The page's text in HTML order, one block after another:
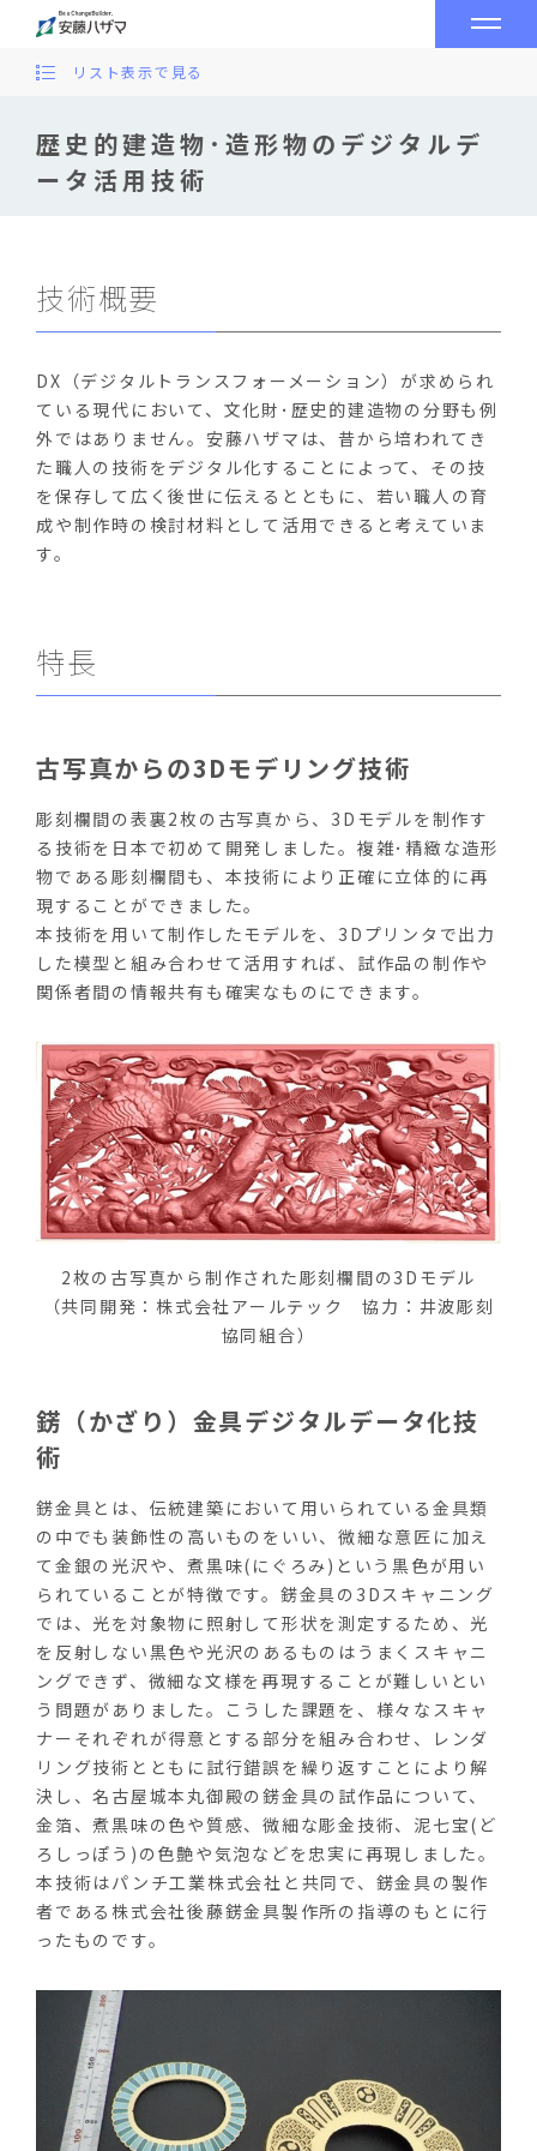
歴史的建造物･造形物のデジタルデ
ータ活用技術
リスト表示で見る
技術概要
DX（デジタルトランスフォーメーション）が求められ
ている現代において、文化財･歴史的建造物の分野も例
外ではありません。安藤ハザマは、昔から培われてき
た職人の技術をデジタル化することによって、その技
を保存して広く後世に伝えるとともに、若い職人の育
成や制作時の検討材料として活用できると考えていま
す。
特長
古写真からの3Dモデリング技術
彫刻欄間の表裏2枚の古写真から、3Dモデルを制作す
る技術を日本で初めて開発しました。複雑･精緻な造形
物である彫刻欄間も、本技術により正確に立体的に再
現することができました。
本技術を用いて制作したモデルを、3Dプリンタで出力
した模型と組み合わせて活用すれば、試作品の制作や
関係者間の情報共有も確実なものにできます。
2枚の古写真から制作された彫刻欄間の3Dモデル
（共同開発：株式会社アールテック 協力：井波彫刻
協同組合）
錺（かざり）金具デジタルデータ化技
術
錺金具とは、伝統建築において用いられている金具類
の中でも装飾性の高いものをいい、微細な意匠に加え
て金銀の光沢や、煮黒味(にぐろみ)という黒色が用い
られていることが特徴です。錺金具の3Dスキャニング
では、光を対象物に照射して形状を測定するため、光
を反射しない黒色や光沢のあるものはうまくスキャニ
ングできず、微細な文様を再現することが難しいとい
う問題がありました。こうした課題を、様々なスキャ
ナーそれぞれが得意とする部分を組み合わせ、レンダ
リング技術とともに試行錯誤を繰り返すことにより解
決し、名古屋城本丸御殿の錺金具の試作品について、
金箔、煮黒味の色や質感、微細な彫金技術、泥七宝(ど
ろしっぽう)の色艶や気泡などを忠実に再現しました。
本技術はパンチ工業株式会社と共同で、錺金具の製作
者である株式会社後藤錺金具製作所の指導のもとに行
ったものです。